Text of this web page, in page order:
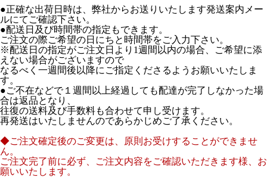
●正確な出荷日時は、弊社からお送りいたします発送案内メー
ルにてご確認下さい。
●配送日及び時間帯の指定もできます。
ご注文の際ご希望の日にちと時間帯をご入力下さい。
※配送日の指定がご注文日より1週間以内の場合、ご希望に添
えない場合がございますので
なるべく一週間後以降にご指定くださるようお願いいたしま
す。
●ご不在などで１週間以上経過しても配達が完了しなかった場
合は返品となり、
往復の送料及び手数料も合わせて申し受けます。
再発送はいたしませんのであらかじめご了承ください。
◆ご注文確定後のご変更は、原則お受けすることができませ
ん。
ご注文完了前に必ず、ご注文内容をご確認いただきます様、お
願いいたします。